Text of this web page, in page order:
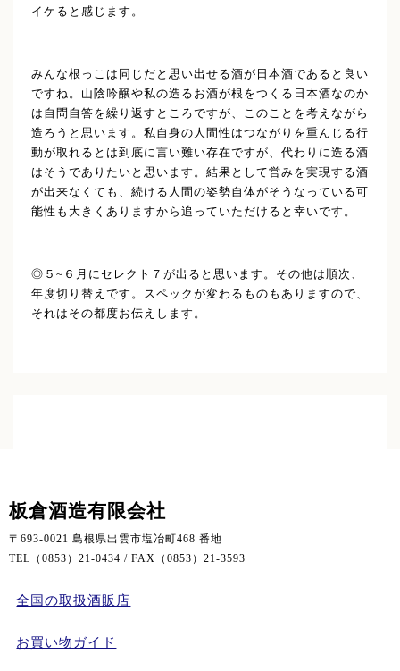
イケると感じます。
みんな根っこは同じだと思い出せる酒が日本酒であると良い
ですね。山陰吟醸や私の造るお酒が根をつくる日本酒なのか
は自問自答を繰り返すところですが、このことを考えながら
造ろうと思います。私自身の人間性はつながりを重んじる行
動が取れるとは到底に言い難い存在ですが、代わりに造る酒
はそうでありたいと思います。結果として営みを実現する酒
が出来なくても、続ける人間の姿勢自体がそうなっている可
能性も大きくありますから追っていただけると幸いです。
◎５~６月にセレクト７が出ると思います。その他は順次、
年度切り替えです。スペックが変わるものもありますので、
それはその都度お伝えします。
板倉酒造有限会社
〒693-0021 島根県出雲市塩冶町468 番地
TEL（0853）21-0434 / FAX（0853）21-3593
全国の取扱酒販店
お買い物ガイド